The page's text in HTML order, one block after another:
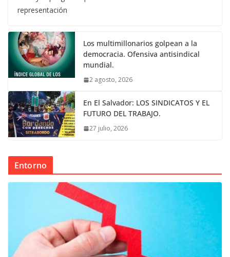
representación
Los multimillonarios golpean a la
democracia. Ofensiva antisindical
mundial.
2 agosto, 2026
En El Salvador: LOS SINDICATOS Y EL
FUTURO DEL TRABAJO.
27 julio, 2026
Entorno